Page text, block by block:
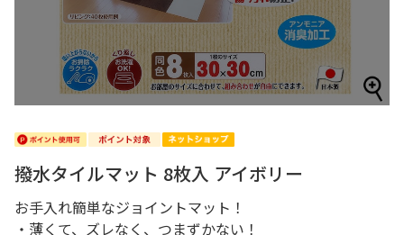
撥水タイルマット 8枚入 アイボリー
お手入れ簡単なジョイントマット！
・薄くて、ズレなく、つまずかない！